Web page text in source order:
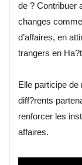
de ? Contribuer
changes
d’affaires, en
trangers en
Elle participe
diff?rents
renforcer les
affaires.